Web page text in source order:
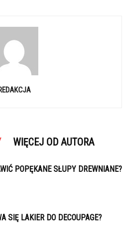
WIĘCEJ OD AUTORA
POPĘKANE SŁUPY DREWNIANE?
SIĘ LAKIER DO DECOUPAGE?